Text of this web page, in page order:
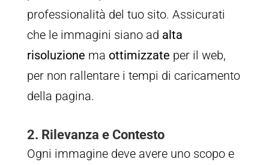
professionalità del tuo sito. Assicurati
che le immagini siano ad alta
risoluzione ma ottimizzate per il web,
per non rallentare i tempi di caricamento
della pagina.
2. Rilevanza e Contesto
Ogni immagine deve avere uno scopo e